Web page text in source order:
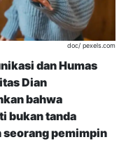
doc/ pexels.com
dan Humas
Dian
bahwa
bukan tanda
seorang pemimpin